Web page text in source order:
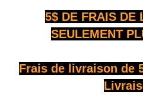
5$ DE FRAIS DE
SEULEMENT
Frais de livraison de